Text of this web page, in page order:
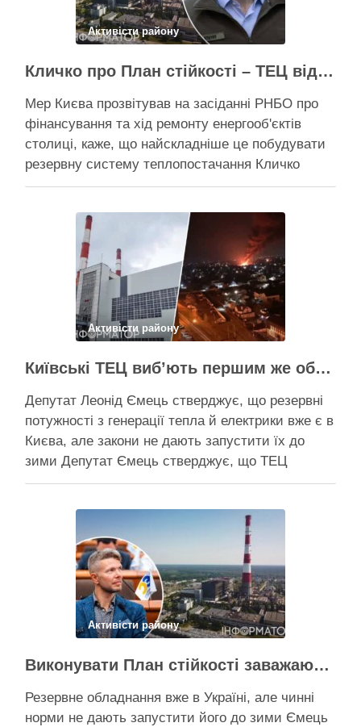
Активісти району
Кличко про План стійкості – ТЕЦ відновили вже на 65%, будується захист ІІ рівня
Мер Києва прозвітував на засіданні РНБО про
фінансування та хід ремонту енергооб'єктів
столиці, каже, що найскладніше це побудувати
резервну систему теплопостачання Кличко
розповів про виконання Плану стійкості Києва на
пошкоджених енергооб’єктів на 65%, а на
потреби Плану стійкості столиця залучила
понад 10 млрд грн, …
Поділитися у соцмережах:
Активісти району
Київські ТЕЦ виб’ють першим же обстрілом, План стійкості не спрацює – депутат Київради Ємець
Депутат Леонід Ємець стверджує, що резервні
потужності з генерації тепла й електрики вже є в
Києва, але закони не дають запустити їх до
зими Депутат Ємець стверджує, що ТЕЦ
можуть бути знищені першим же ракетним
генерація тепла, але ввести її в експлуатацію
швидко не вийде …
Поділитися у соцмережах:
Активісти району
Виконувати План стійкості заважають законодавчі обмеження – депутат Київради
Резервне обладнання вже в Україні, але чинні
норми не дають запустити його до зими Ємець